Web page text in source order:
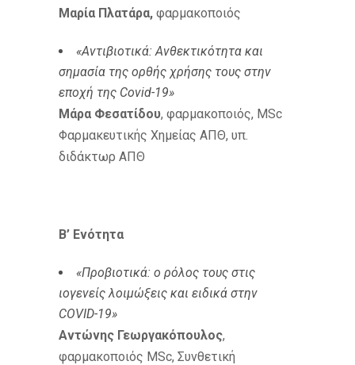
Μαρία Πλατάρα, φαρμακοποιός
«Αντιβιοτικά: Ανθεκτικότητα και
σημασία της ορθής χρήσης τους στην
εποχή της Covid-19»
Μάρα Φεσατίδου, φαρμακοποιός, MSc
Φαρμακευτικής Χημείας ΑΠΘ, υπ.
διδάκτωρ ΑΠΘ
Β’ Ενότητα
«Προβιοτικά: ο ρόλος τους στις
ιογενείς λοιμώξεις και ειδικά στην
COVID-19»
Αντώνης Γεωργακόπουλος,
φαρμακοποιός MSc, Συνθετική